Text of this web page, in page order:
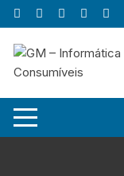
Skip
to
content